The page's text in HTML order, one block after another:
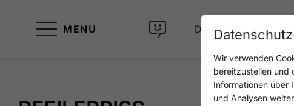
MENU DE
Wir verwenden
bereitzustellen und
Informationen über
und Analysen